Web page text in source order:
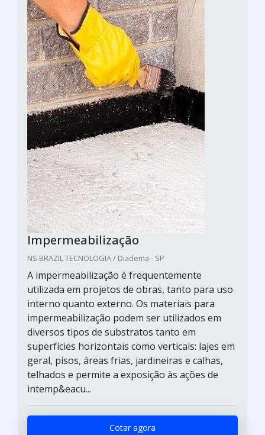
Impermeabilização
NS BRAZIL TECNOLOGIA / Diadema - SP
A impermeabilização é frequentemente
utilizada em projetos de obras, tanto para uso
interno quanto externo. Os materiais para
impermeabilização podem ser utilizados em
diversos tipos de substratos tanto em
superfícies horizontais como verticais: lajes em
geral, pisos, áreas frias, jardineiras e calhas,
telhados e permite a exposição às ações de
intemp&eacu...
Cotar agora